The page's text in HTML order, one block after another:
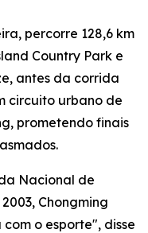
percorre 128,6 km
Country Park e
antes da corrida
circuito urbano de
prometendo finais
Nacional de
Chongming
o esporte", disse